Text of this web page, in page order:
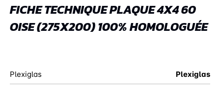
FICHE TECHNIQUE PLAQUE 4X4 60
OISE (275X200) 100% HOMOLOGUÉE
Plexiglas Plexiglas